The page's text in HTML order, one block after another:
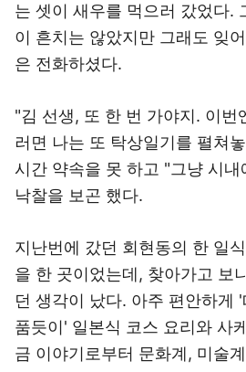
는 셋이 새우를 먹으러 갔었다.
이 흔치는 않았지만 그래도 잊
은 전화하셨다.
"김 선생, 또 한 번 가야지. 이번
러면 나는 또 탁상일기를 펼쳐
시간 약속을 못 하고 "그냥 시내
낙찰을 보곤 했다.
지난번에 갔던 회현동의 한 일
을 한 곳이었는데, 찾아가고 보
던 생각이 났다. 아주 편안하게
품듯이' 일본식 코스 요리와 사
금 이야기로부터 문화계, 미술